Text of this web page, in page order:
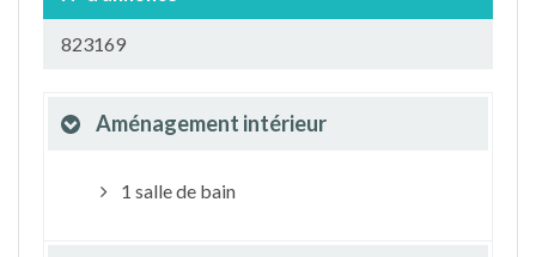
823169
Aménagement intérieur
1 salle de bain